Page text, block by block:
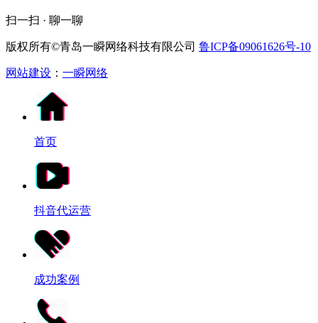
扫一扫 · 聊一聊
版权所有©青岛一瞬网络科技有限公司 鲁ICP备09061626号-10
网站建设 ： 一瞬网络
首页
抖音代运营
成功案例